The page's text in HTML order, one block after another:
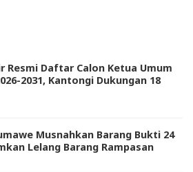
Resmi Daftar Calon Ketua Umum
2031, Kantongi Dukungan 18
Musnahkan Barang Bukti 24
Lelang Barang Rampasan